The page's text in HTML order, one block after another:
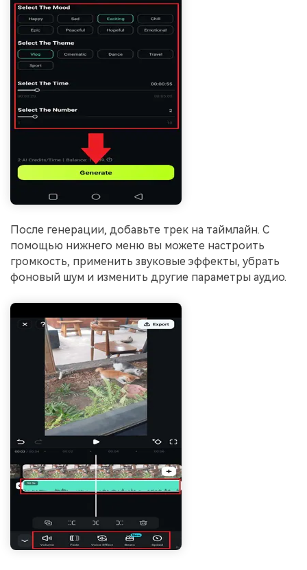
После генерации, добавьте трек на таймлайн. С
помощью нижнего меню вы можете настроить
громкость, применить звуковые эффекты, убрать
фоновый шум и изменить другие параметры аудио.